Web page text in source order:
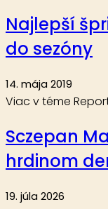
Najlepší
do sezóny
14. mája 2019
Viac v téme
Sczepan
hrdinom
19. júla 2026